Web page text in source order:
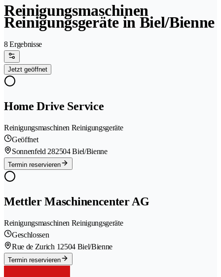
Reinigungsmaschinen
Reinigungsgeräte in Biel/Bienne
8 Ergebnisse
Jetzt geöffnet
Home Drive Service
Reinigungsmaschinen Reinigungsgeräte
Geöffnet
Sonnenfeld 282504 Biel/Bienne
Termin reservieren
Mettler Maschinencenter AG
Reinigungsmaschinen Reinigungsgeräte
Geschlossen
Rue de Zurich 12504 Biel/Bienne
Termin reservieren